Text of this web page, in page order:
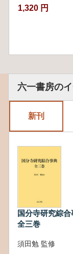
1,320 円
六一書房の
新刊
国分寺研究綜合
全三巻
須田勉 監修